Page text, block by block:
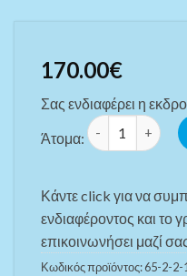
170.00€
Σας ενδιαφέρει η
Άτομα:
Κάντε click για να
ενδιαφέροντος και το
επικοινωνήσει μαζί
Κωδικός προϊόντος:65-2-2-